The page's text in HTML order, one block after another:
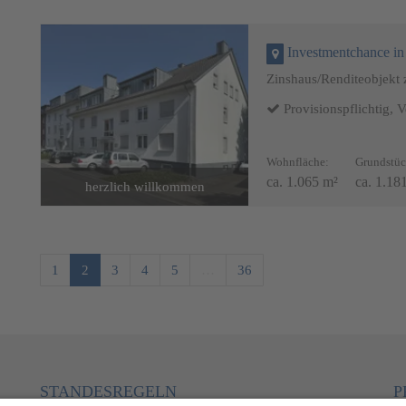
herzlich willkommen Wohnzimmer, Hs 2, 2
Investmentchance in
Zinshaus/
Provisionspflichtig,
Wohnfläche:
ca. 1.065 m² ca.
1 2 3 4 5 36
STANDESREGELN